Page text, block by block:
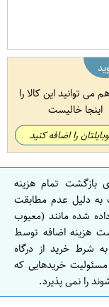
می توانید این کالا را
اینجا خالیست
را اضافه کنید
بازگشت تمام هزینه
به دلیل عدم مطابقت
شده مانند (معیوب
هزینه اضافه توسط
شرط خرید از درگاه
خریدهایی که
را نمی پذیرد.